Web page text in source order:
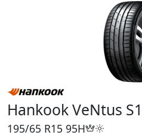
Hankook VeNtus
195/65 R15 95H